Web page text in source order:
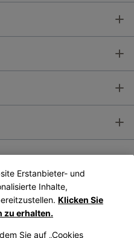
Bose Connect
App
Erstanbieter- und
Inhalte,
Klicken Sie
zu erhalten.
Sie auf „Cookies